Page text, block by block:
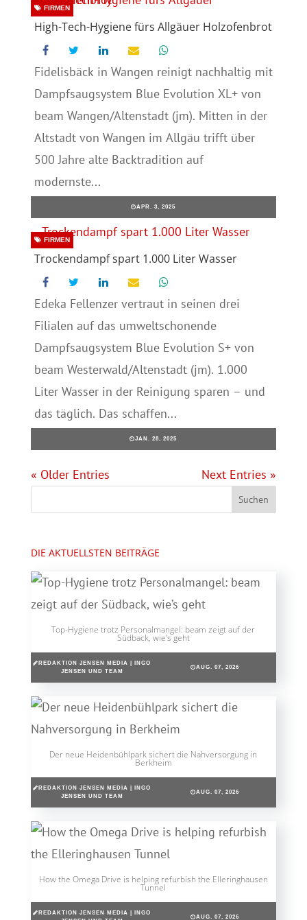
High-Tech-Hygiene fürs Allgäuer Holzofenbrot
FIRMEN
Fidelisbäck in Wangen reinigt nachhaltig mit
Dampfsaugsystem Blue Evolution XL+ von
beam Wangen/Altenstadt (jm). Mitten in der
Altstadt von Wangen im Allgäu trifft über
500 Jahre alte Backtradition auf
modernste...
APR. 3, 2025
Trockendampf spart 1.000 Liter Wasser
FIRMEN
Edeka Fellenzer vertraut in seinen drei
Filialen auf das umweltschonende
Dampfsaugsystem Blue Evolution S+ von
beam Westerwald/Altenstadt (jm). 1.000
Liter Wasser in der Reinigung sparen – und
das täglich. Das schaffen...
JAN. 28, 2025
« Older Entries Next Entries »
DIE AKTUELLSTEN BEITRÄGE
Top-Hygiene trotz Personalmangel: beam zeigt auf der
Südback, wie’s geht
REDAKTION JENSEN MEDIA | INGO
JENSEN UND TEAM
AUG. 07, 2026
Der neue Heidenbühlpark sichert die Nahversorgung in
Berkheim
REDAKTION JENSEN MEDIA | INGO
JENSEN UND TEAM
AUG. 07, 2026
How the Omega Drive is helping refurbish the Elleringhausen
Tunnel
REDAKTION JENSEN MEDIA | INGO
AUG. 07, 2026